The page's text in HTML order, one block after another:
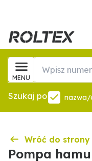
MENU
Szukaj po nazwa/
Wróć do strony
Pompa